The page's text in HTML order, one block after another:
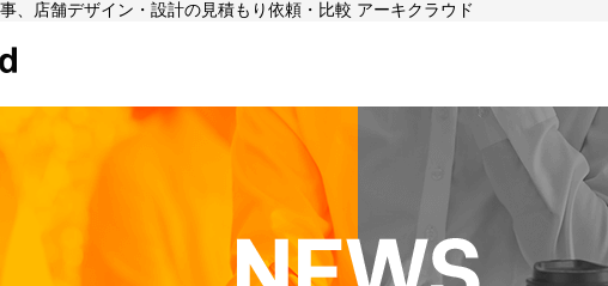
、店舗デザイン・設計の見積もり依頼・比較 アーキクラウド